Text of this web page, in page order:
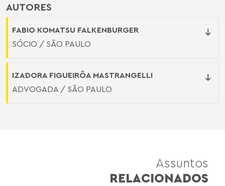
AUTORES
FABIO KOMATSU FALKENBURGER
SÓCIO / SÃO PAULO
IZADORA FIGUEIRÔA MASTRANGELLI
ADVOGADA / SÃO PAULO
Assuntos
RELACIONADOS